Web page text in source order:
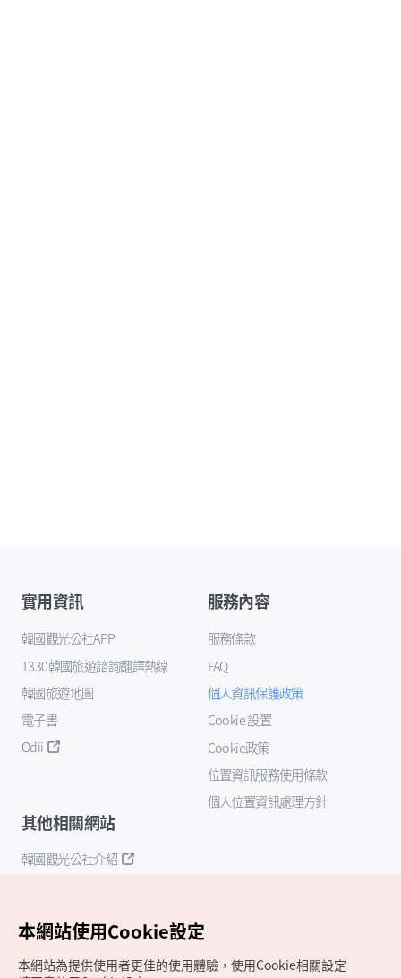
實用資訊
韓國觀光公社APP
1330韓國旅遊諮詢翻譯熱線
韓國旅遊地圖
電子書
Odii
服務內容
服務條款
FAQ
個人資訊保護政策
Cookie 設置
Cookie政策
位置資訊服務使用條款
個人位置資訊處理方針
其他相關網站
韓國觀光公社介紹
本網站使用Cookie設定
本網站為提供使用者更佳的使用體驗，使用Cookie相關設定